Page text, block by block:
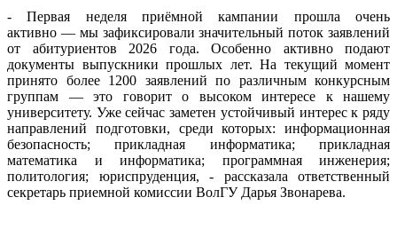
- Первая неделя приёмной кампании прошла очень
активно — мы зафиксировали значительный поток заявлений
от абитуриентов 2026 года. Особенно активно подают
документы выпускники прошлых лет. На текущий момент
принято более 1200 заявлений по различным конкурсным
группам — это говорит о высоком интересе к нашему
университету. Уже сейчас заметен устойчивый интерес к ряду
направлений подготовки, среди которых: информационная
безопасность; прикладная информатика; прикладная
математика и информатика; программная инженерия;
политология; юриспруденция, - рассказала ответственный
секретарь приемной комиссии ВолГУ Дарья Звонарева.